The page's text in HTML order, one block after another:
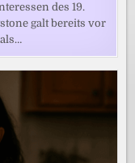
des 19.
galt bereits vor